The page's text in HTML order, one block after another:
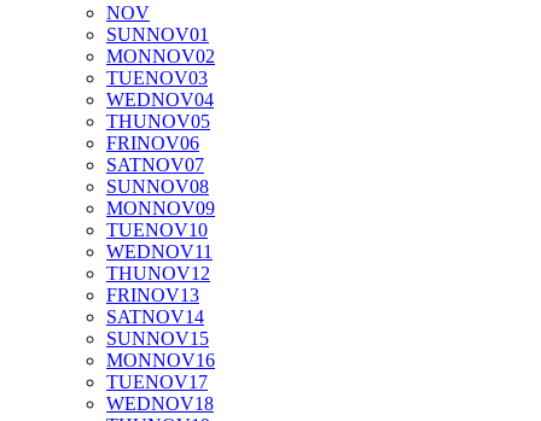
NOV
SUNNOV01
MONNOV02
TUENOV03
WEDNOV04
THUNOV05
FRINOV06
SATNOV07
SUNNOV08
MONNOV09
TUENOV10
WEDNOV11
THUNOV12
FRINOV13
SATNOV14
SUNNOV15
MONNOV16
TUENOV17
WEDNOV18